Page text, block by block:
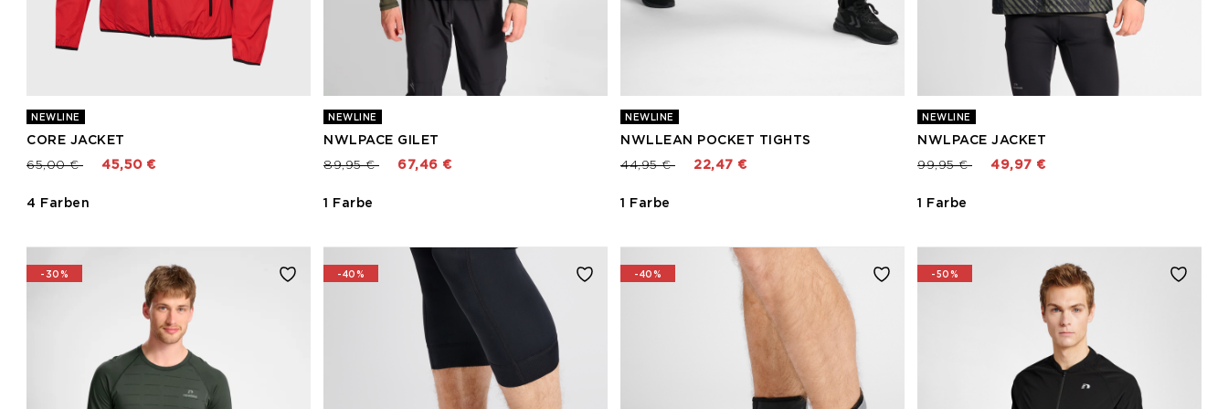
NEWLINE
CORE JACKET
Preis reduziert von
65,00 €bis 45,50 €
4 Farben
NEWLINE
NWLPACE GILET
Preis reduziert von
89,95 €bis 67,46 €
1 Farbe
NEWLINE
NWLLEAN POCKET TIGHTS
Preis reduziert von
44,95 €bis 22,47 €
1 Farbe
NEWLINE
NWLPACE JACKET
Preis reduziert von
99,95 €bis 49,97 €
1 Farbe
-30% -40% -40% -50%